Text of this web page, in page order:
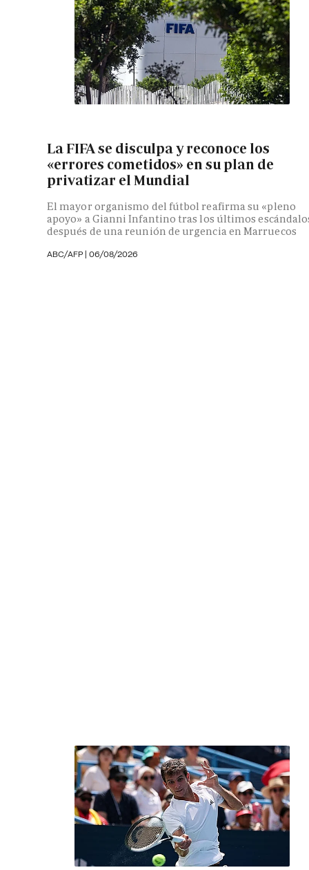
La FIFA se disculpa y reconoce los
«errores cometidos» en su plan de
privatizar el Mundial
El mayor organismo del fútbol reafirma su «pleno
apoyo» a Gianni Infantino tras los últimos
después de una reunión de urgencia en Marruecos
ABC/AFP | 06/08/2026